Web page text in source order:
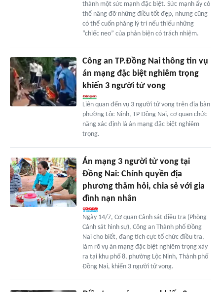
thành một sức mạnh đặc biệt. Sức mạnh ấy có
thể nâng đỡ những điều tốt đẹp, nhưng cũng
có thể cuốn phăng lý trí nếu thiếu những
“chiếc neo” của phản biện có trách nhiệm.
Công an TP.Đồng Nai thông tin vụ
án mạng đặc biệt nghiêm trọng
khiến 3 người tử vong
Liên quan đến vụ 3 người tử vong trên địa bàn
phường Lộc Ninh, TP Đồng Nai, cơ quan chức
năng xác định là án mạng đặc biệt nghiêm
trọng.
Án mạng 3 người tử vong tại
Đồng Nai: Chính quyền địa
phương thăm hỏi, chia sẻ với gia
đình nạn nhân
Ngày 14/7, Cơ quan Cảnh sát điều tra (Phòng
Cảnh sát hình sự), Công an Thành phố Đồng
Nai cho biết, đang tích cực tổ chức điều tra,
làm rõ vụ án mạng đặc biệt nghiêm trọng xảy
ra tại khu phố 8, phường Lộc Ninh, Thành phố
Đồng Nai, khiến 3 người tử vong.